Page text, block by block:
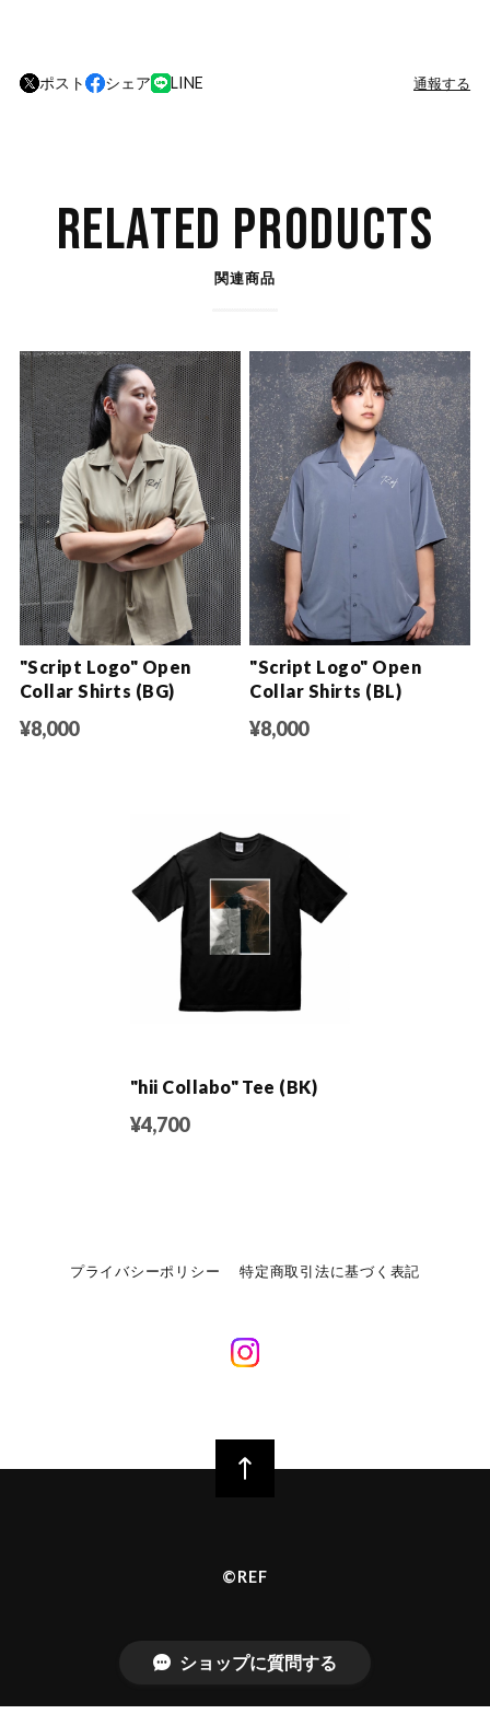
ポスト シェア LINE 通報する
RELATED PRODUCTS
関連商品
"Script Logo" Open
Collar Shirts (BG)
¥8,000
"Script Logo" Open
Collar Shirts (BL)
¥8,000
"hii Collabo" Tee (BK)
¥4,700
プライバシーポリシー 特定商取引法に基づく表記
©︎REF
ショップに質問する